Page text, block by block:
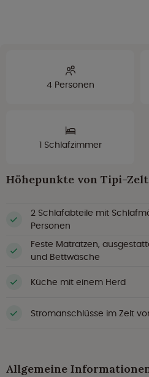
4 Personen
1 Schlafzimmer
Höhepunkte von Tipi-
2 Schlafabteile mit
Personen
Feste Matratzen,
und Bettwäsche
Küche mit einem Herd
Stromanschlüsse im Zelt
Allgemeine